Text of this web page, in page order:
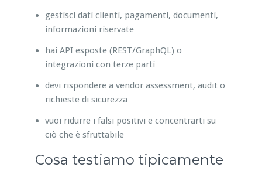
gestisci dati clienti, pagamenti, documenti,
informazioni riservate
hai API esposte (REST/GraphQL) o
integrazioni con terze parti
devi rispondere a vendor assessment, audit o
richieste di sicurezza
vuoi ridurre i falsi positivi e concentrarti su
ciò che è sfruttabile
Cosa testiamo tipicamente